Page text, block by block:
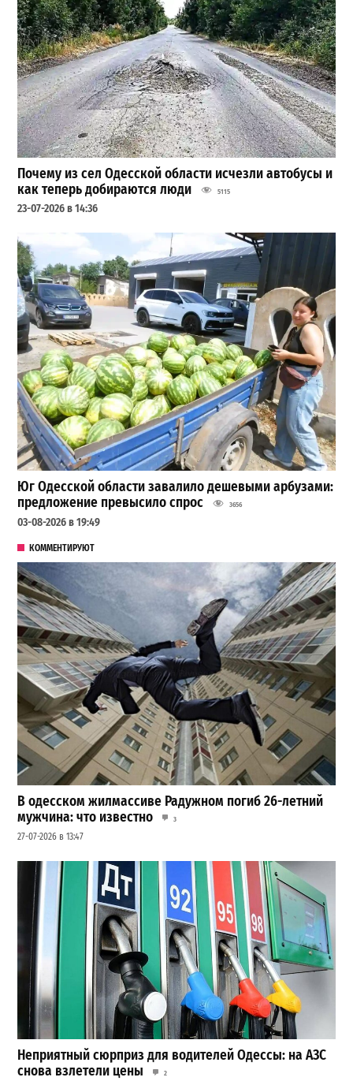
Почему из сел Одесской области исчезли автобусы и
как теперь добираются люди
5115
23-07-2026 в 14:36
Юг Одесской области завалило дешевыми арбузами:
предложение превысило спрос
3656
03-08-2026 в 19:49
КОММЕНТИРУЮТ
В одесском жилмассиве Радужном погиб 26-летний
мужчина: что известно
3
27-07-2026 в 13:47
Неприятный сюрприз для водителей Одессы: на АЗС
снова взлетели цены
2